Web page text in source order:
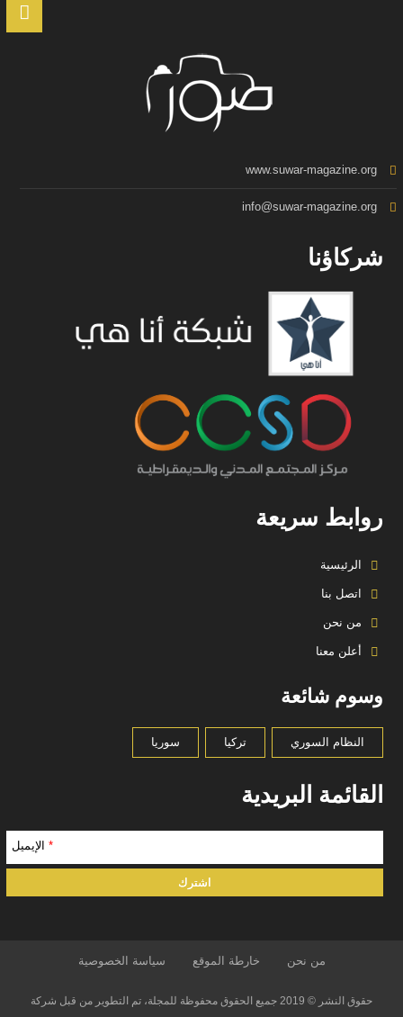
www.suwar-magazine.org
info@suwar-magazine.org
شركاؤنا
روابط سريعة
الرئيسية
اتصل بنا
من نحن
أعلن معنا
وسوم شائعة
النظام السوري تركيا سوريا
القائمة البريدية
* الإيميل
من نحن خارطة الموقع سياسة الخصوصية
حقوق النشر © 2019 جميع الحقوق محفوظة للمجلة، تم التطوير من قبل شركة